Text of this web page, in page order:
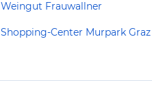
Weingut Frauwallner
Shopping-Center Murpark Graz